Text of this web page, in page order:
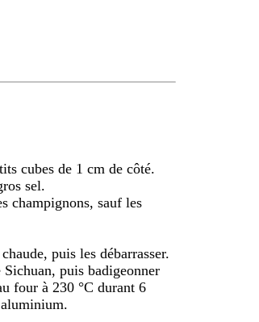
cubes de 1 cm de côté.
sel.
champignons, sauf les
puis les débarrasser.
puis badigeonner
four à 230 °C durant 6